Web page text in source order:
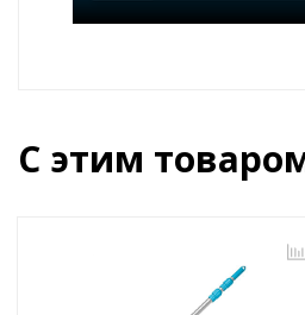
С этим